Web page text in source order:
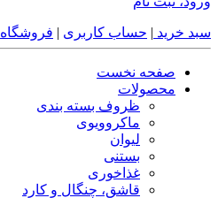
سبد خرید | حساب کاربری | فروشگاه
صفحه نخست
محصولات
ظروف بسته بندی
ماکروویوی
لیوان
بستنی
غذاخوری
قاشق، چنگال و کارد